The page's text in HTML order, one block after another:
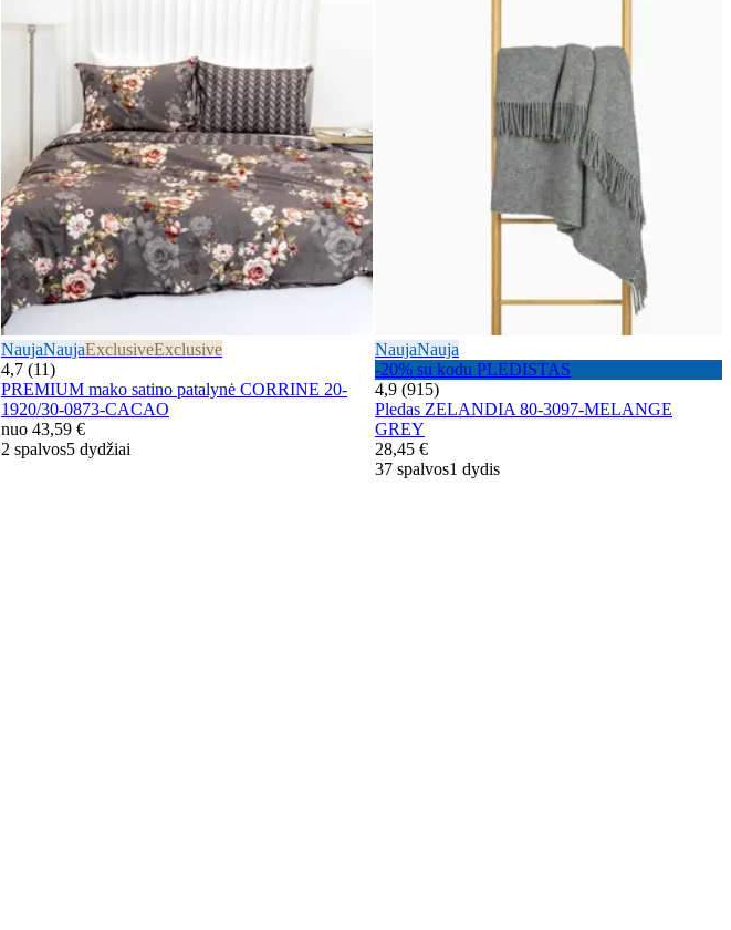
NaujaNaujaExclusiveExclusive
4,7 (11)
PREMIUM mako satino patalynė CORRINE 20-
1920/30-0873-CACAO
nuo 43,59 €
2 spalvos5 dydžiai
NaujaNauja
-20% su kodu PLEDISTAS
4,9 (915)
Pledas ZELANDIA 80-3097-MELANGE
GREY
28,45 €
37 spalvos1 dydis